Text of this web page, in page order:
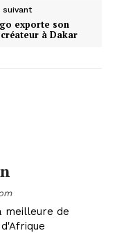
suivant
exporte son
à Dakar
meilleure de